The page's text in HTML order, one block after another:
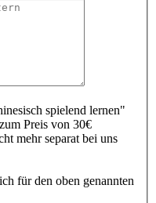
spielend lernen"
Preis von 30€
mehr separat bei uns
für den oben genannten